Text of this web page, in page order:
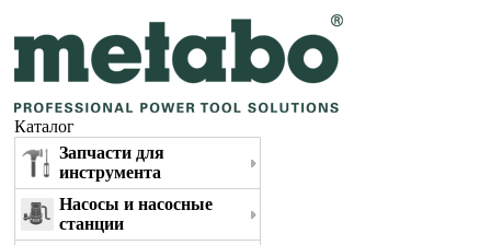
Каталог
Запчасти для
инструмента
Насосы и насосные
станции